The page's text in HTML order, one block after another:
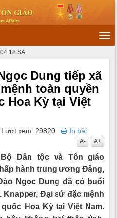
SA
Dung tiếp xã
toàn quyền
Hoa Kỳ tại Việt
Lượt xem: 29820
In bài
A+
A-
Dân tộc và Tôn giáo
hành trung ương Đảng,
Ngọc Dung đã có buổi
Knapper, Đại sứ đặc mệnh
Hoa Kỳ tại Việt Nam.